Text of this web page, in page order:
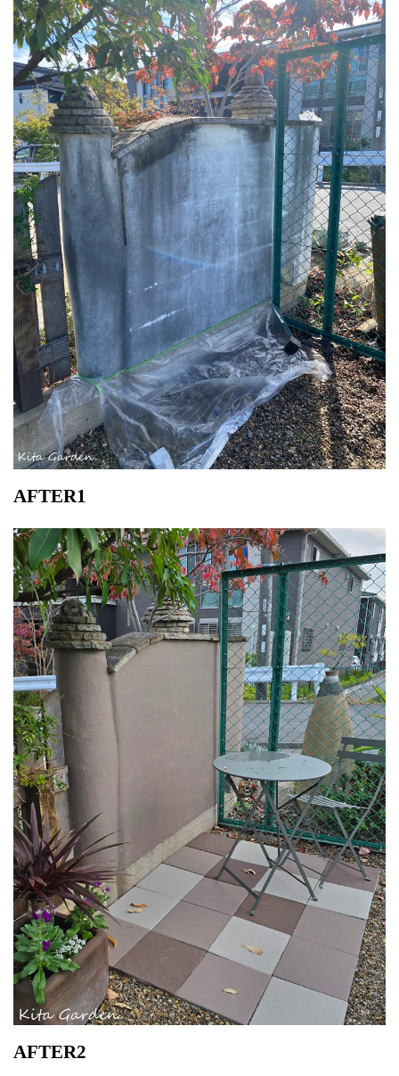
AFTER1
AFTER2